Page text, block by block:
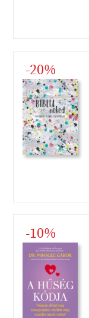
-20%
-10%